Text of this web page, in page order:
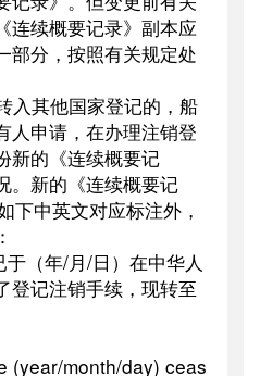
连续概要记录》副本应
部分，按照有关规定处
入其他国家登记的，船
人申请，在办理注销登
新的《连续概要记
。新的《连续概要记
下中英文对应标注外，
于（年/月/日）在中华人
登记注销手续，现转至
(year/month/day) ceased